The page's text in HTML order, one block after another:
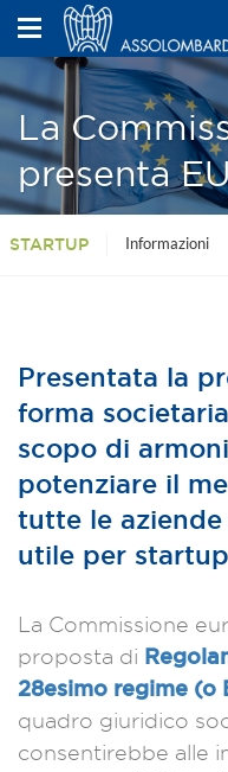
La
presenta
STARTUP Informazioni
Presentata la
forma
scopo di
potenziare il
tutte le
utile per
La Commissione
proposta di
28esimo regime (o
quadro giuridico
consentirebbe alle